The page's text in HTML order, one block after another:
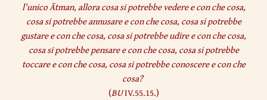
l’unico Ātman, allora cosa si potrebbe vedere e con che cosa,
cosa si potrebbe annusare e con che cosa, cosa si potrebbe
gustare e con che cosa, cosa si potrebbe udire e con che cosa,
cosa si potrebbe pensare e con che cosa, cosa si potrebbe
toccare e con che cosa, cosa si potrebbe conoscere e con che
cosa?
(BUIV.55.15.)